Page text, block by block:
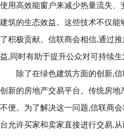
使用高效能窗户来减少热量流失
建筑的生态效益。这些技术不仅
了积极贡献。信联商会相信,通过
益,同时有助于提升公众对可持续生
除了在绿色建筑方面的创新,
创新的房地产交易平台。传统房
不便。为了解决这一问题,信联商
台允许买家和卖家直接进行交易,